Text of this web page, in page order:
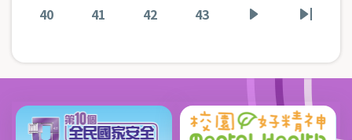
page
page
面
面
頁
40
頁
41
頁
42
頁
43
頁
Last